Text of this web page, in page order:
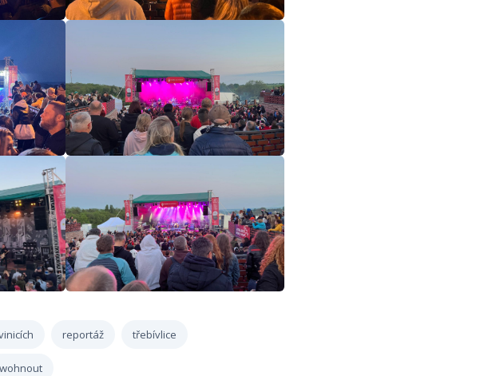
reportáž třebívlice
wohnout